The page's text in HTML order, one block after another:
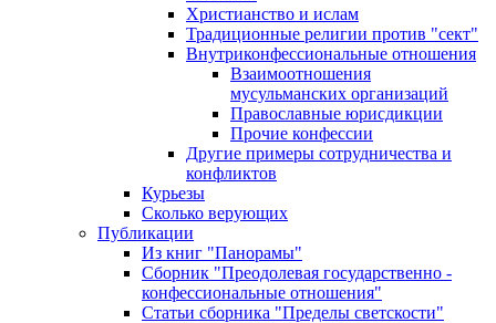
Христианство и ислам
Традиционные религии против "сект"
Внутриконфессиональные отношения
Взаимоотношения
мусульманских организаций
Православные юрисдикции
Прочие конфессии
Другие примеры сотрудничества и
конфликтов
Курьезы
Сколько верующих
Публикации
Из книг "Панорамы"
Сборник "Преодолевая государственно -
конфессиональные отношения"
Статьи сборника "Пределы светскости"